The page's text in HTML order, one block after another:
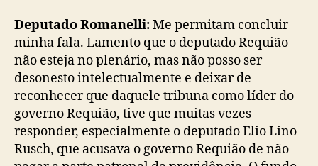
Deputado Romanelli:Me permitam concluir
minha fala. Lamento que o deputado Requião
não esteja no plenário, mas não posso ser
desonesto intelectualmente e deixar de
reconhecer que daquele tribuna como líder do
governo Requião, tive que muitas vezes
responder, especialmente o deputado Elio Lino
Rusch, que acusava o governo Requião de não